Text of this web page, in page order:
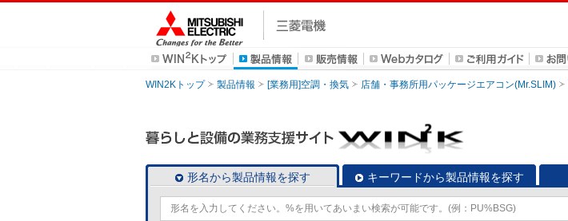
WIN2Kトップ 製品情報 [業務用]空調・換気 店舗・事務所用パッケージエアコン(Mr.SLIM)
形名から製品情報を探す キーワードから製品情報を探す